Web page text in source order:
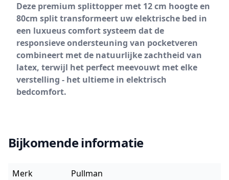
Deze premium splittopper met 12 cm hoogte en
80cm split transformeert uw elektrische bed in
een luxueus comfort systeem dat de
responsieve ondersteuning van pocketveren
combineert met de natuurlijke zachtheid van
latex, terwijl het perfect meevouwt met elke
verstelling - het ultieme in elektrisch
bedcomfort.
Bijkomende informatie
Merk
Pullman